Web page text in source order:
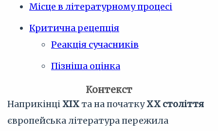
Місце в літературному процесі
Критична рецепція
Реакція сучасників
Пізніша оцінка
Контекст
НаприкінціXIX та на початкуXX століття
європейська література пережила